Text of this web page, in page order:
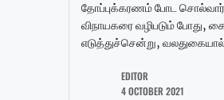
தோப்புக்கரணம் போட
விநாயகரை வழிபடும் போது,
எடுத்துச்சென்று,
EDITOR
4 OCTOBER 2021